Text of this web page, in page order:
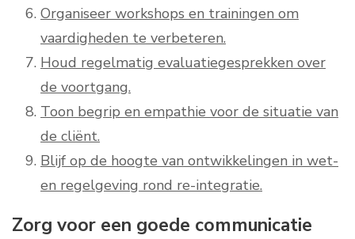
Organiseer workshops en trainingen om
vaardigheden te verbeteren.
Houd regelmatig evaluatiegesprekken over
de voortgang.
Toon begrip en empathie voor de situatie van
de cliënt.
Blijf op de hoogte van ontwikkelingen in wet-
en regelgeving rond re-integratie.
Zorg voor een goede communicatie